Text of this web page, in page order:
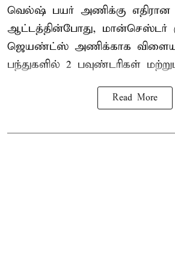
வெல்ஷ் பயர் அணிக்கு எதிரான
ஆட்டத்தின்போது, மான்செஸ்டர்
ஜெயண்ட்ஸ் அணிக்காக
பந்துகளில் 2 பவுண்டரிகள்
Read More